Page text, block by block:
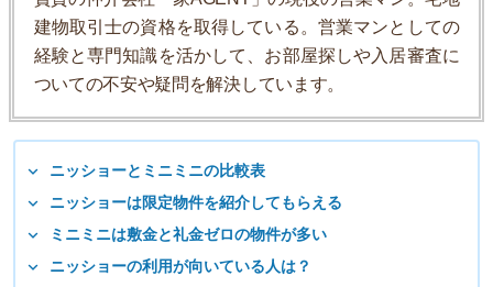
建物取引士の資格を取得している。営業マンとしての
経験と専門知識を活かして、お部屋探しや入居審査に
ついての不安や疑問を解決しています。
ニッショーとミニミニの比較表
ニッショーは限定物件を紹介してもらえる
ミニミニは敷金と礼金ゼロの物件が多い
ニッショーの利用が向いている人は？